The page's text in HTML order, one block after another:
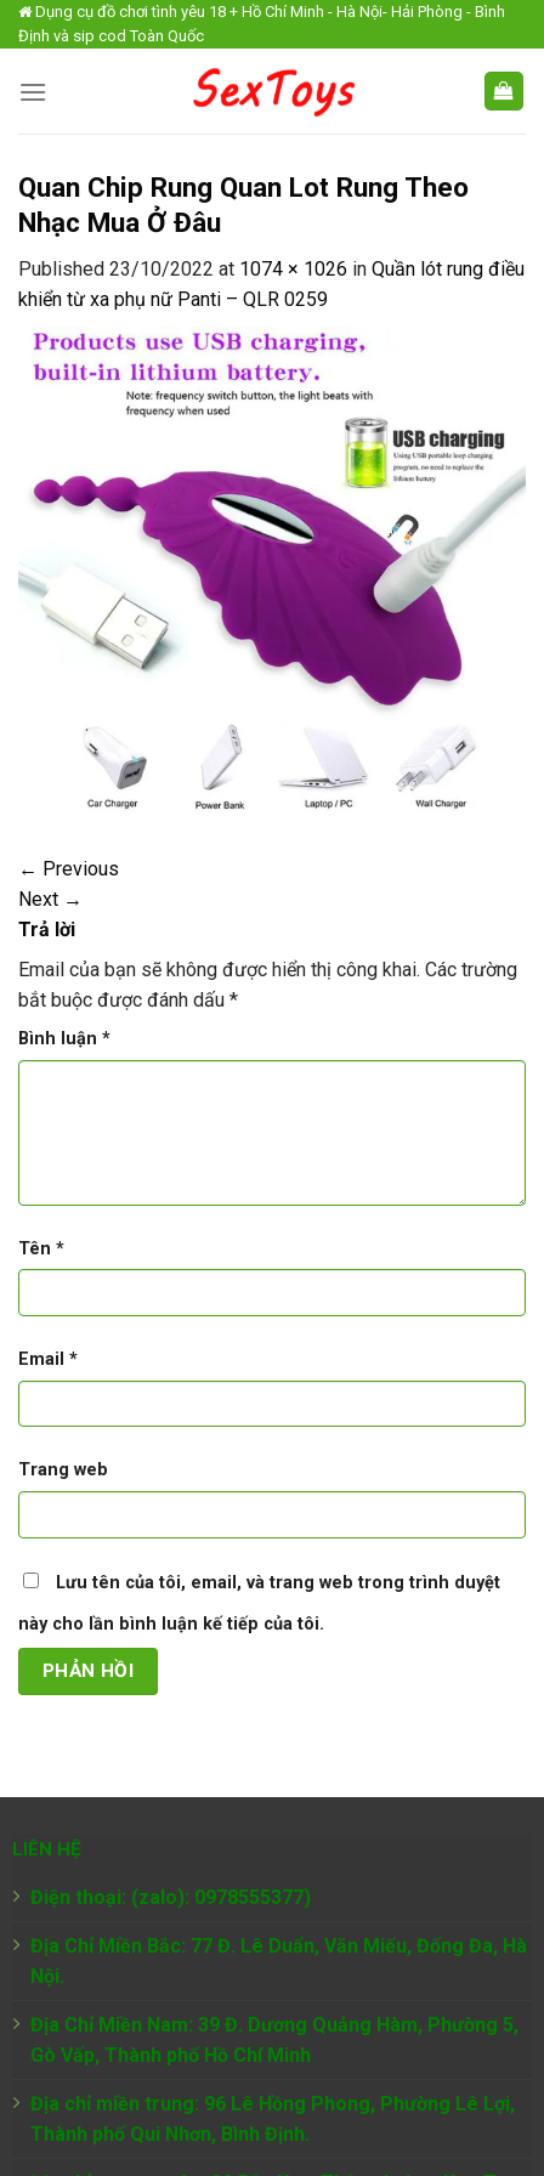
Skip
to
Dụng cụ đồ chơi tình yêu 18 + Hồ Chí Minh - Hà Nội- Hải Phòng - Bình
Định và sip cod Toàn Quốc
Quan Chip Rung Quan Lot Rung Theo
Nhạc Mua Ở Đâu
Published 23/10/2022 at 1074 × 1026 in Quần lót rung điều
khiển từ xa phụ nữ Panti – QLR 0259
← Previous
Next →
Trả lời
Email của bạn sẽ không được hiển thị công khai. Các trường
bắt buộc được đánh dấu *
Bình luận *
Tên *
Email *
Trang web
Lưu tên của tôi, email, và trang web trong trình duyệt
này cho lần bình luận kế tiếp của tôi.
LIÊN HỆ
Điện thoại: (zalo): 0978555377)
Địa Chỉ Miền Bắc: 77 Đ. Lê Duẩn, Văn Miếu, Đống Đa, Hà
Nội.
Địa Chỉ Miền Nam: 39 Đ. Dương Quảng Hàm, Phường 5,
Gò Vấp, Thành phố Hồ Chí Minh
Địa chỉ miền trung: 96 Lê Hồng Phong, Phường Lê Lợi,
Thành phố Qui Nhơn, Bình Định.